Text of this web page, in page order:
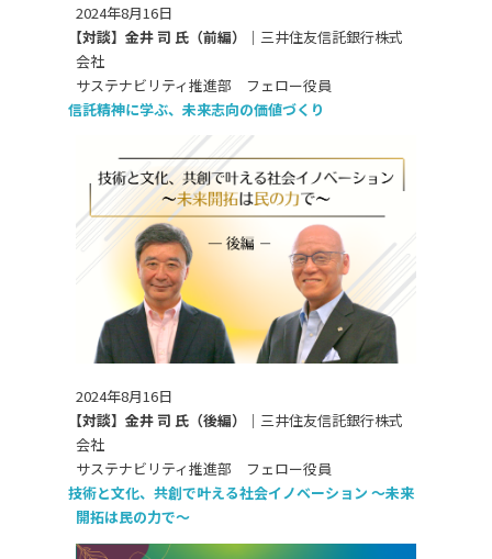
2024年8月16日
【対談】金井 司 氏（前編）｜ 三井住友信託銀行株式
会社
サステナビリティ推進部 フェロー役員
信託精神に学ぶ、未来志向の価値づくり
2024年8月16日
【対談】金井 司 氏（後編）｜三井住友信託銀行株式
会社
サステナビリティ推進部 フェロー役員
技術と文化、共創で叶える社会イノベーション ～未来
開拓は民の力で～